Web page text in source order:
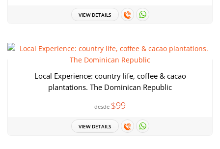
VIEW DETAILS
Local Experience: country life, coffee & cacao
plantations. The Dominican Republic
desde $99
VIEW DETAILS